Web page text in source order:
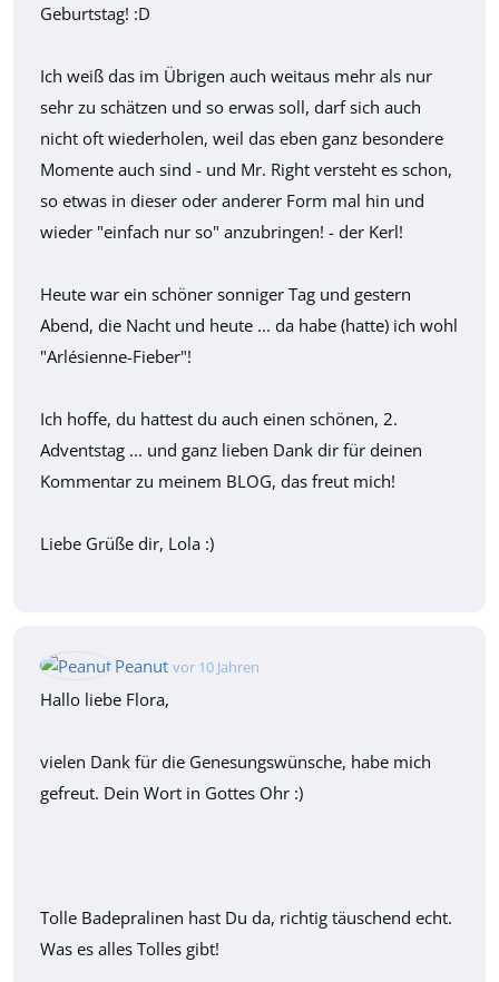
Geburtstag! :D
Ich weiß das im Übrigen auch weitaus mehr als nur
sehr zu schätzen und so erwas soll, darf sich auch
nicht oft wiederholen, weil das eben ganz besondere
Momente auch sind - und Mr. Right versteht es schon,
so etwas in dieser oder anderer Form mal hin und
wieder "einfach nur so" anzubringen! - der Kerl!
Heute war ein schöner sonniger Tag und gestern
Abend, die Nacht und heute ... da habe (hatte) ich wohl
"Arlésienne-Fieber"!
Ich hoffe, du hattest du auch einen schönen, 2.
Adventstag ... und ganz lieben Dank dir für deinen
Kommentar zu meinem BLOG, das freut mich!
Liebe Grüße dir, Lola :)
Peanut vor 10 Jahren
Hallo liebe Flora,
vielen Dank für die Genesungswünsche, habe mich
gefreut. Dein Wort in Gottes Ohr :)
Tolle Badepralinen hast Du da, richtig täuschend echt.
Was es alles Tolles gibt!